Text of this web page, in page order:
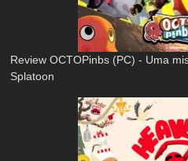
Review OCTOPinbs (PC) - Uma
Splatoon